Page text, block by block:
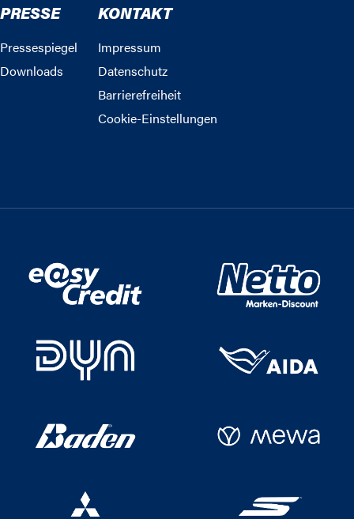
PRESSE
Pressespiegel
Downloads
KONTAKT
Impressum
Datenschutz
Barrierefreiheit
Cookie-Einstellungen